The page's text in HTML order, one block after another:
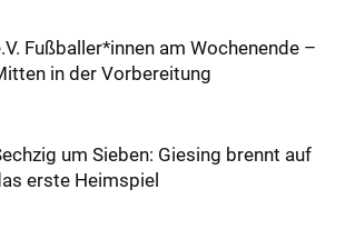
Fußballer*innen am Wochenende –
in der Vorbereitung
um Sieben: Giesing brennt auf
erste Heimspiel